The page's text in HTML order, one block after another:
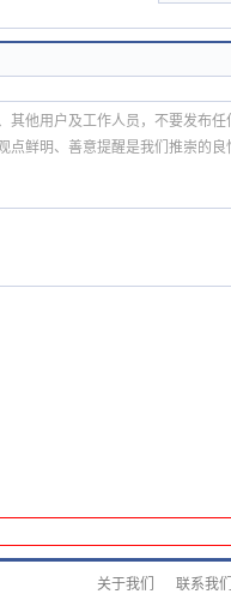
关于我们
联系我